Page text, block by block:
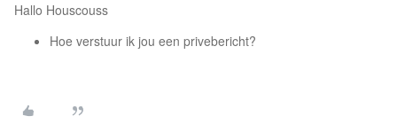
Hallo Houscouss
Hoe verstuur ik jou een privebericht?